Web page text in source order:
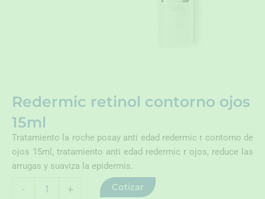
Redermic retinol contorno ojos
15ml
Tratamiento la roche posay anti edad redermic r contorno de
ojos 15ml, tratamiento anti edad redermic r ojos, reduce las
arrugas y suaviza la epidermis.
- + Cotizar